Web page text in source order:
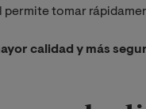
tomar
calidad y más